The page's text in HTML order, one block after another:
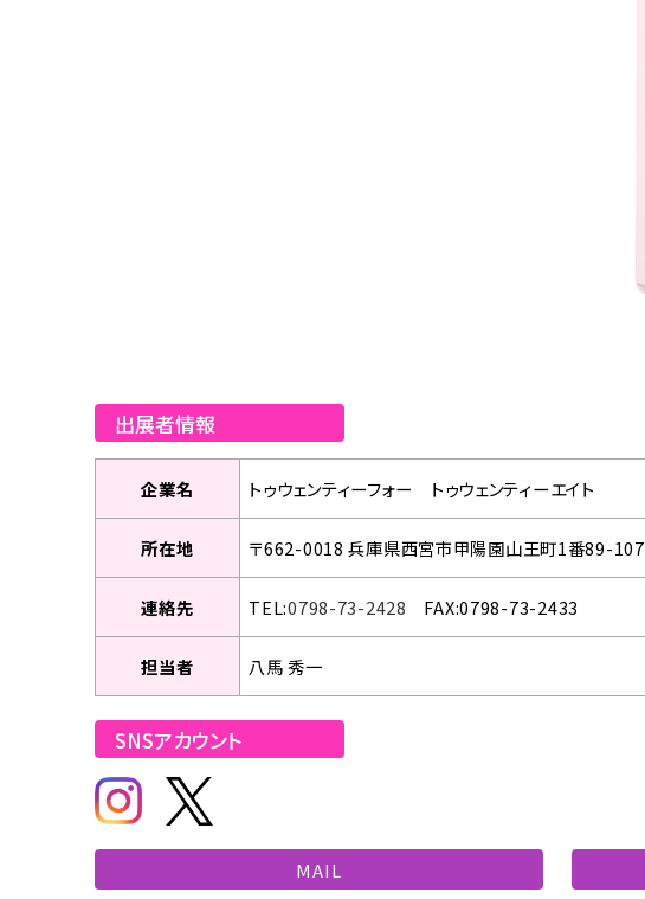
出展者情報
企業名 トゥウェンティーフォー トゥウェンティーエイト
所在地 〒662-0018 兵庫県西宮市甲陽園山王町1番89-107
連絡先 TEL:0798-73-2428 FAX:0798-73-2433
担当者 八馬 秀一
SNSアカウント
MAIL